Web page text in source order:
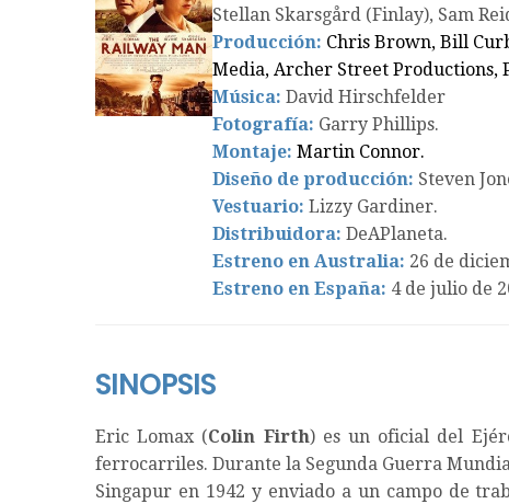
Stellan Skarsgård (Finlay), Sam
Producción: Chris Brown, Bill
Media, Archer Street Productions,
Música: David Hirschfelder
Fotografía: Garry Phillips.
Montaje: Martin Connor.
Diseño de producción: Steven
Vestuario: Lizzy Gardiner.
Distribuidora: DeAPlaneta.
Estreno en Australia: 26 de
Estreno en España: 4 de julio de
SINOPSIS
Eric Lomax (Colin Firth) es un oficial del
ferrocarriles. Durante la Segunda Guerra
Singapur en 1942 y enviado a un campo de